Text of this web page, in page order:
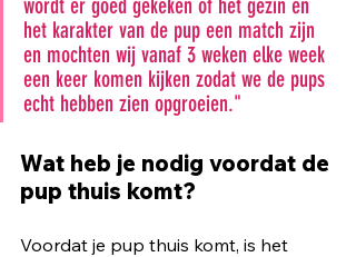
wordt er goed gekeken of het gezin en
het karakter van de pup een match zijn
en mochten wij vanaf 3 weken elke week
een keer komen kijken zodat we de pups
echt hebben zien opgroeien."
Wat heb je nodig voordat de
pup thuis komt?
Voordat je pup thuis komt, is het